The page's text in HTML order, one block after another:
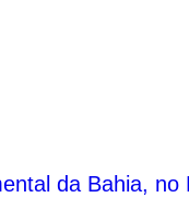
da Bahia,